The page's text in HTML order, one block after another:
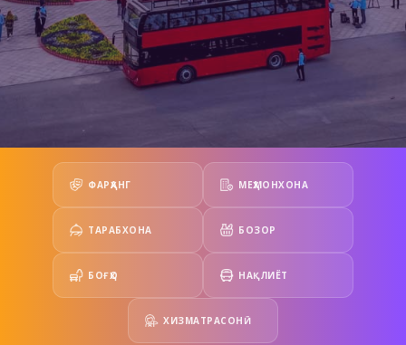
ФАРҲАНГ МЕҲМОНХОНА
ТАРАБХОНА БОЗОР
БОҒҲО НАҚЛИЁТ
ХИЗМАТРАСОНӢ